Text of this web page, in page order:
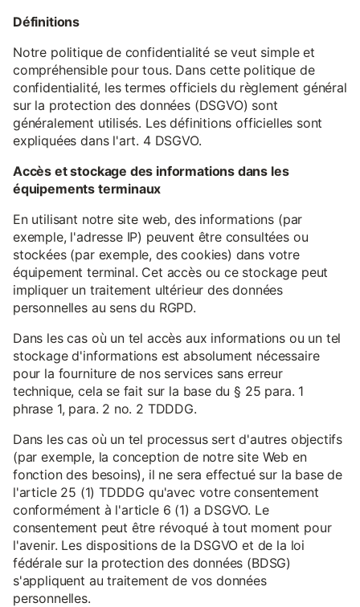
Définitions
Notre politique de confidentialité se veut simple et
compréhensible pour tous. Dans cette politique de
confidentialité, les termes officiels du règlement général
sur la protection des données (DSGVO) sont
généralement utilisés. Les définitions officielles sont
expliquées dans l'art. 4 DSGVO.
Accès et stockage des informations dans les
équipements terminaux
En utilisant notre site web, des informations (par
exemple, l'adresse IP) peuvent être consultées ou
stockées (par exemple, des cookies) dans votre
équipement terminal. Cet accès ou ce stockage peut
impliquer un traitement ultérieur des données
personnelles au sens du RGPD.
Dans les cas où un tel accès aux informations ou un tel
stockage d'informations est absolument nécessaire
pour la fourniture de nos services sans erreur
technique, cela se fait sur la base du § 25 para. 1
phrase 1, para. 2 no. 2 TDDDG.
Dans les cas où un tel processus sert d'autres objectifs
(par exemple, la conception de notre site Web en
fonction des besoins), il ne sera effectué sur la base de
l'article 25 (1) TDDDG qu'avec votre consentement
conformément à l'article 6 (1) a DSGVO. Le
consentement peut être révoqué à tout moment pour
l'avenir. Les dispositions de la DSGVO et de la loi
fédérale sur la protection des données (BDSG)
s'appliquent au traitement de vos données
personnelles.